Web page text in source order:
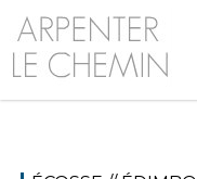
Skip
content